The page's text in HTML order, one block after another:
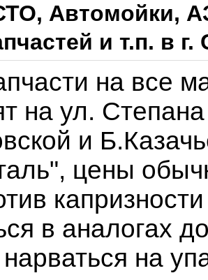
Автомойки,
и т.п. в г.
на все
на ул.
и
цены
в аналогах
на